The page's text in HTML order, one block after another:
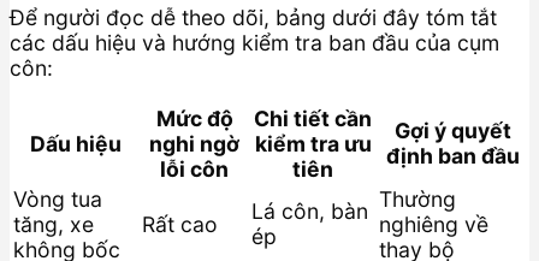
Để người đọc dễ theo dõi, bảng dưới đây tóm tắt
các dấu hiệu và hướng kiểm tra ban đầu của cụm
côn:
Dấu hiệu
Mức độ
nghi ngờ
lỗi côn
Chi tiết cần
kiểm tra ưu
tiên
Gợi ý quyết
định ban đầu
Vòng tua
tăng, xe
không bốc
Rất cao
Lá côn, bàn
ép
Thường
nghiêng về
thay bộ